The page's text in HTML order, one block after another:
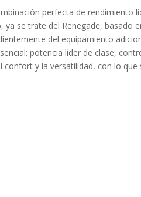
perfecta de rendimiento
ya se trate del Renegade, basado
del equipamiento
potencia líder de clase,
y la versatilidad, con lo que